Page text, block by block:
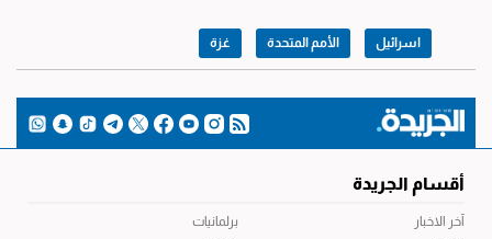
اسرائيل الأمم المتحدة غزة
أقسام الجريدة
آخر الاخبار
برلمانيات